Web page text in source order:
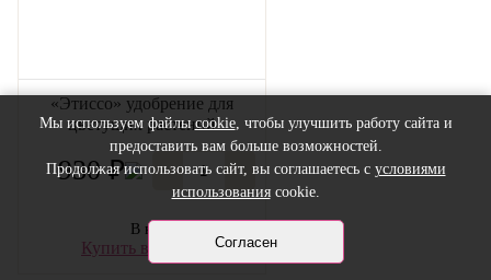
«Этиссо» удобрение для
цветущих растений
930 ₽ - +
В корзину
Купить в 1 клик
Мы используем файлыcookie, чтобы улучшить работу сайта и
предоставить вам больше возможностей.
Продолжая использовать сайт, вы соглашаетесь с условиями
использованияcookie.
Согласен